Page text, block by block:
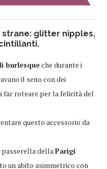
strane: glitter nipples,
burlesqueche durante i
il seno con dei
far roteare per la felicità del
questo accessorio da
passerella della Parigi
un abito asimmetrico con